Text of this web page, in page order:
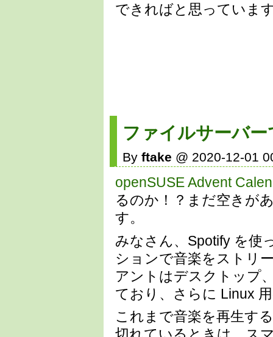
できればと思っていま
ファイルサーバ
By ftake @ 2020-12-01
openSUSE Advent
るのか！？まだ空きが
す。
みなさん、Spotify を使
ションで音楽をストリ
アントはデスクトップ
ており、さらに Linux
これまで音楽を再生す